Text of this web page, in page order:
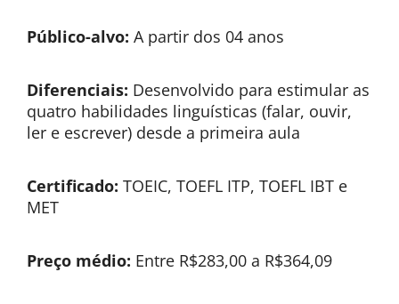
Público-alvo: A partir dos 04 anos
Diferenciais: Desenvolvido para estimular as
quatro habilidades linguísticas (falar, ouvir,
ler e escrever) desde a primeira aula
Certificado: TOEIC, TOEFL ITP, TOEFL IBT e
MET
Preço médio: Entre R$283,00 a R$364,09